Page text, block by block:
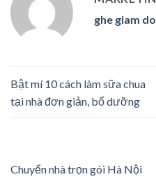
ghe giam
Bật mí 10 cách làm sữa chua
tại nhà đơn giản, bổ dưỡng
Chuyển nhà trọn gói Hà Nội